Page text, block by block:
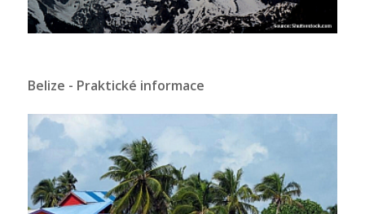
Belize - Praktické informace